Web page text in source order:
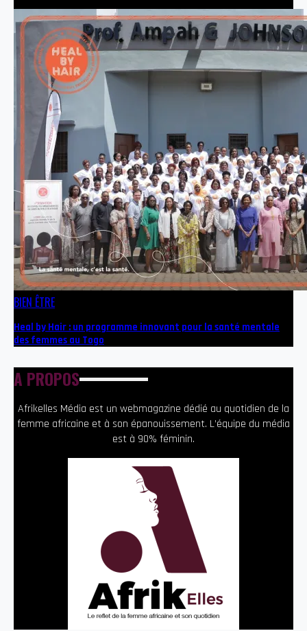
BIEN ÊTRE
Heal by Hair : un programme innovant pour la santé mentale
des femmes au Togo
A PROPOS
Afrikelles Média est un webmagazine dédié au quotidien de la
femme africaine et à son épanouissement. L’équipe du média
est à 90% féminin.